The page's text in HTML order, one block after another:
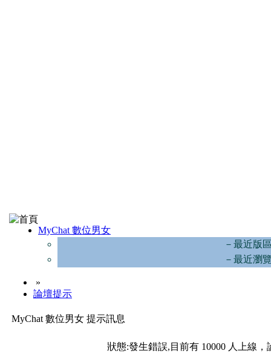
MyChat 數位男女
－最近版
－最近瀏
»
論壇提示
MyChat 數位男女 提示訊息
狀態:發生錯誤,目前有 10000 人上線